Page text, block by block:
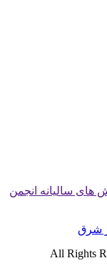
های سالیانه انجمن
شرق